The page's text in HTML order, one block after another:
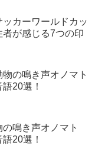
カーワールドカッ
が感じる7つの印
の鳴き声オノマト
20選！
鳴き声オノマト
20選！